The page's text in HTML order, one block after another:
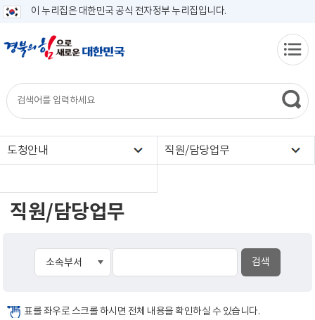
이 누리집은 대한민국 공식 전자정부 누리집입니다.
도청안내 직원/담당업무
직원/담당업무
표를 좌우로 스크롤 하시면 전체 내용을 확인하실 수 있습니다.